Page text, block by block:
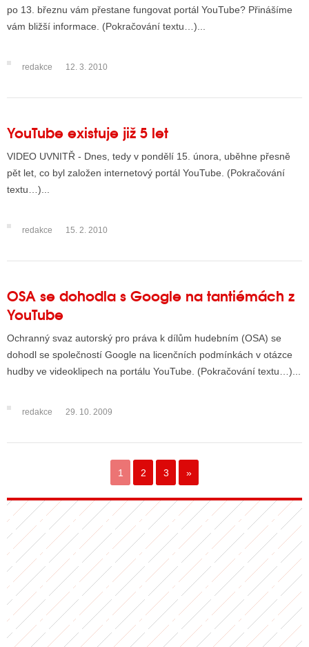
po 13. březnu vám přestane fungovat portál YouTube? Přinášíme
vám bližší informace. (Pokračování textu…)...
redakce 12. 3. 2010
YouTube existuje již 5 let
VIDEO UVNITŘ - Dnes, tedy v pondělí 15. února, uběhne přesně
pět let, co byl založen internetový portál YouTube. (Pokračování
textu…)...
redakce 15. 2. 2010
OSA se dohodla s Google na tantiémách z
YouTube
Ochranný svaz autorský pro práva k dílům hudebním (OSA) se
dohodl se společností Google na licenčních podmínkách v otázce
hudby ve videoklipech na portálu YouTube. (Pokračování textu…)...
redakce 29. 10. 2009
1 2 3 »